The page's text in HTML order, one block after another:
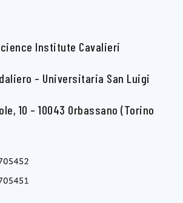
Institute Cavalieri
– Universitaria San Luigi
10 – 10043 Orbassano (Torino